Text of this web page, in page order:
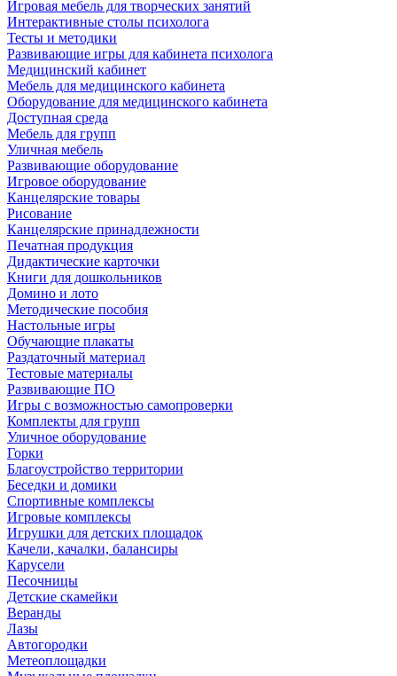
Игровая мебель для творческих занятий
Интерактивные столы психолога
Тесты и методики
Развивающие игры для кабинета психолога
Медицинский кабинет
Мебель для медицинского кабинета
Оборудование для медицинского кабинета
Доступная среда
Мебель для групп
Уличная мебель
Развивающие оборудование
Игровое оборудование
Канцелярские товары
Рисование
Канцелярские принадлежности
Печатная продукция
Дидактические карточки
Книги для дошкольников
Домино и лото
Методические пособия
Настольные игры
Обучающие плакаты
Раздаточный материал
Тестовые материалы
Развивающие ПО
Игры с возможностью самопроверки
Комплекты для групп
Уличное оборудование
Горки
Благоустройство территории
Беседки и домики
Спортивные комплексы
Игровые комплексы
Игрушки для детских площадок
Качели, качалки, балансиры
Карусели
Песочницы
Детские скамейки
Веранды
Лазы
Автогородки
Метеоплощадки